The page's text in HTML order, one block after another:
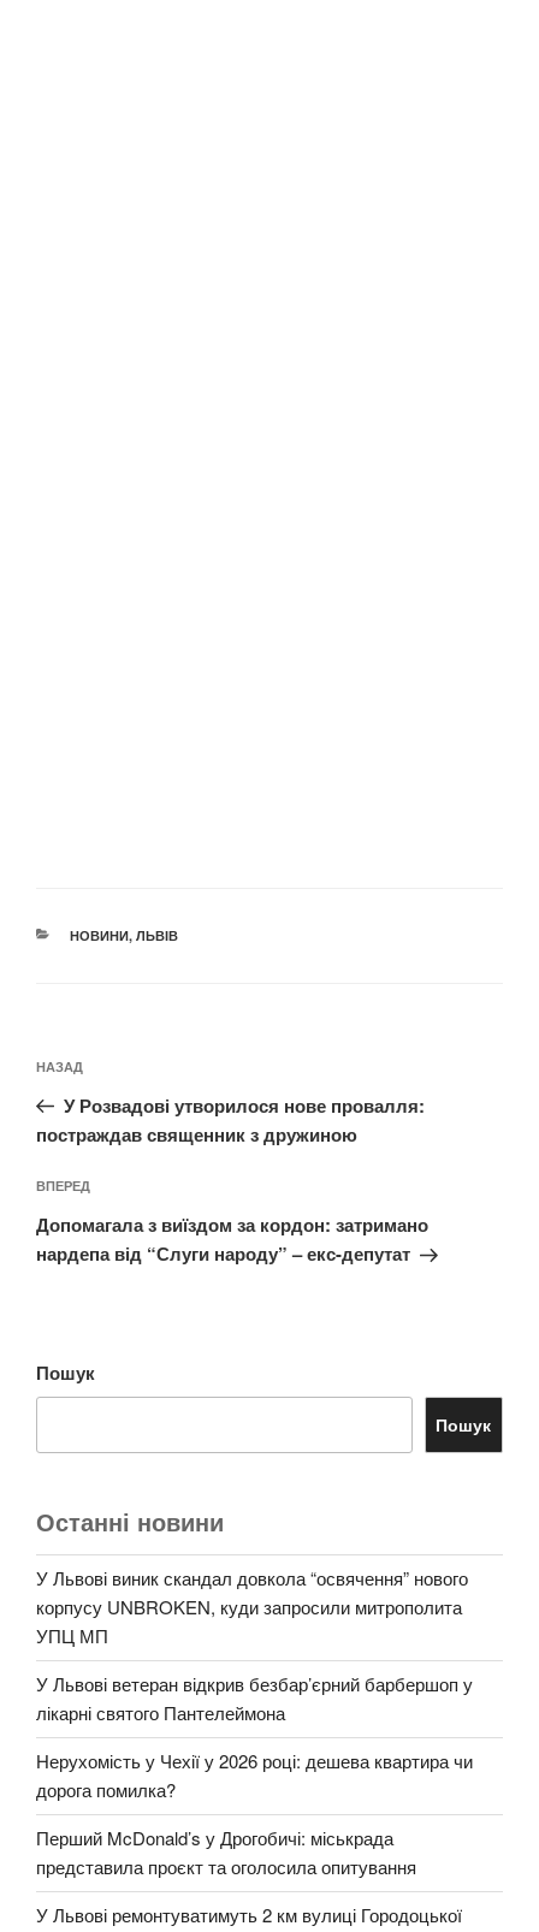
КАТЕГОРІЇ
НОВИНИ, ЛЬВІВ
записів
Попередній
запис:
НАЗАД
У Розвадові утворилося нове провалля:
постраждав священник з дружиною
Наступний
запис
ВПЕРЕД
Допомагала з виїздом за кордон: затримано
нардепа від “Слуги народу” – екс-депутат
Пошук
Пошук
Останні новини
У Львові виник скандал довкола “освячення” нового
корпусу UNBROKEN, куди запросили митрополита
УПЦ МП
У Львові ветеран відкрив безбар’єрний барбершоп у
лікарні святого Пантелеймона
Нерухомість у Чехії у 2026 році: дешева квартира чи
дорога помилка?
Перший McDonald’s у Дрогобичі: міськрада
представила проєкт та оголосила опитування
У Львові ремонтуватимуть 2 км вулиці Городоцької